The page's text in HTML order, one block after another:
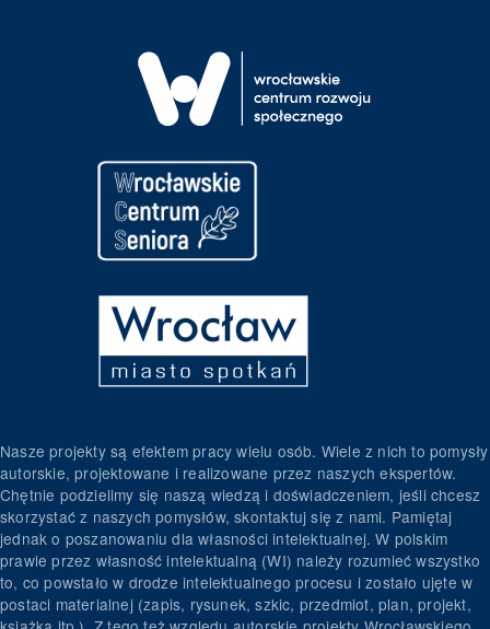
Nasze projekty są efektem pracy wielu osób. Wiele z nich to pomysły
autorskie, projektowane i realizowane przez naszych ekspertów.
Chętnie podzielimy się naszą wiedzą i doświadczeniem, jeśli chcesz
skorzystać z naszych pomysłów, skontaktuj się z nami. Pamiętaj
jednak o poszanowaniu dla własności intelektualnej. W polskim
prawie przez własność intelektualną (WI) należy rozumieć wszystko
to, co powstało w drodze intelektualnego procesu i zostało ujęte w
postaci materialnej (zapis, rysunek, szkic, przedmiot, plan, projekt,